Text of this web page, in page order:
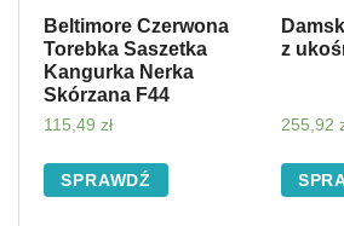
Beltimore Czerwona
Torebka Saszetka
Kangurka Nerka
Skórzana F44
115,49 zł
SPRAWDŹ
z
255,92